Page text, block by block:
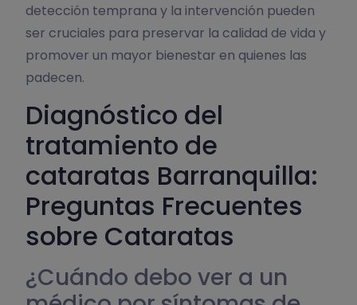
detección temprana y la intervención pueden
ser cruciales para preservar la calidad de vida y
promover un mayor bienestar en quienes las
padecen.
Diagnóstico del
tratamiento de
cataratas Barranquilla:
Preguntas Frecuentes
sobre Cataratas
¿Cuándo debo ver a un